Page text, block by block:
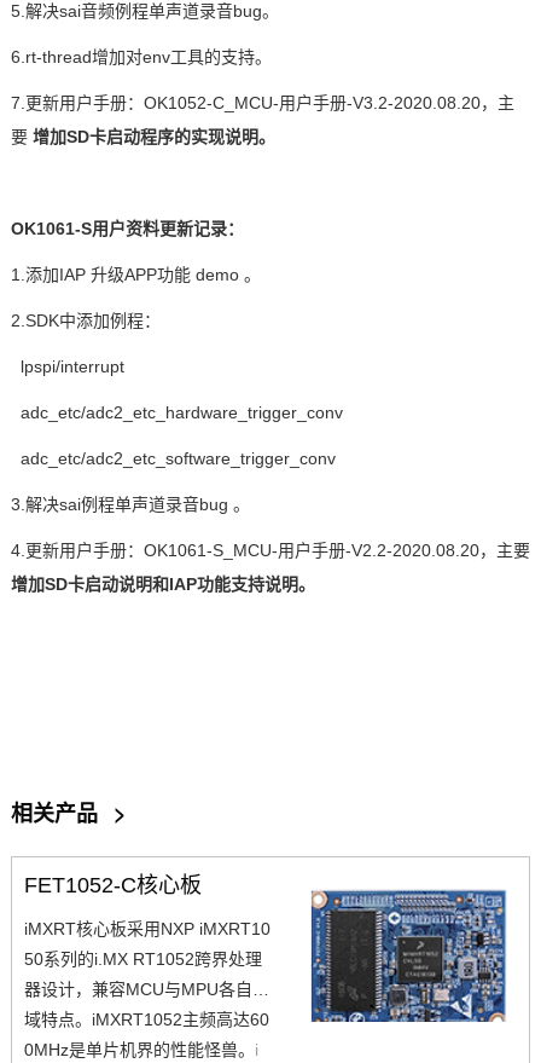
5. 解决sai音频例程单声道录音bug。
6.rt-thread增加对env工具的支持。
7. 更新用户手册： OK1052-C_MCU-用户手册-V3.2-2020.08.20，主
要 增加SD卡启动程序的实现说明。
OK1061-S用户资料更新记录：
1. 添加IAP 升级APP功能 demo 。
2.SDK中添加例程：
lpspi/interrupt
adc_etc/adc2_etc_hardware_trigger_conv
adc_etc/adc2_etc_software_trigger_conv
3. 解决sai例程单声道录音bug 。
4. 更新用户手册： OK1061-S_MCU-用户手册-V2.2-2020.08.20，主要
增加SD卡启动说明和IAP功能支持说明。
相关产品 >
FET1052-C核心板
iMXRT核心板采用NXP iMXRT10
50系列的i.MX RT1052跨界处理
器设计，兼容MCU与MPU各自领
域特点。iMXRT1052主频高达60
0MHz是单片机界的性能怪兽。 i